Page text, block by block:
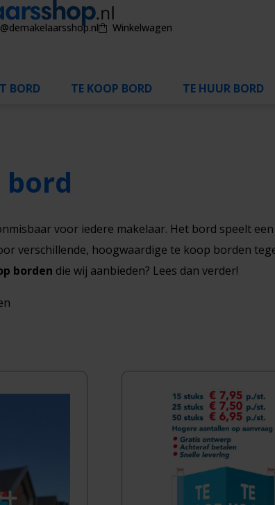
Winkelwagen
BORD TE KOOP BORD TE HUUR BORD
bord
voor iedere makelaar. Het bord speelt
verschillende, hoogwaardige te koop borden
borden die wij aanbieden? Lees dan verder!